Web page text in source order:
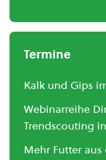
Termine
Kalk und Gips
Webinarreihe
Trendscouting
Mehr Futter